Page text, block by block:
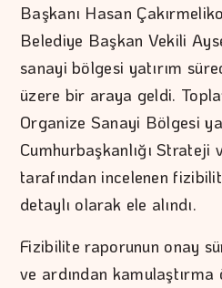
Başkanı Hasan
Belediye Başkan Vekili
sanayi bölgesi yatırım
üzere bir araya geldi.
Organize Sanayi Bölgesi
Cumhurbaşkanlığı Strateji
tarafından incelenen
detaylı olarak ele alındı.
Fizibilite raporunun onay
ve ardından kamulaştırma